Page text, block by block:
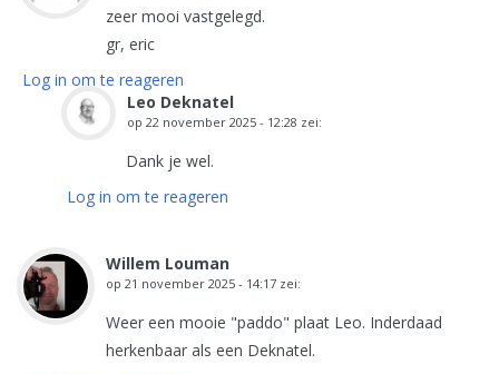
zeer mooi vastgelegd.
gr, eric
Log in om te reageren
Leo Deknatel
op 22 november 2025 - 12:28 zei:
Dank je wel.
Log in om te reageren
Willem Louman
op 21 november 2025 - 14:17 zei:
Weer een mooie "paddo" plaat Leo. Inderdaad
herkenbaar als een Deknatel.